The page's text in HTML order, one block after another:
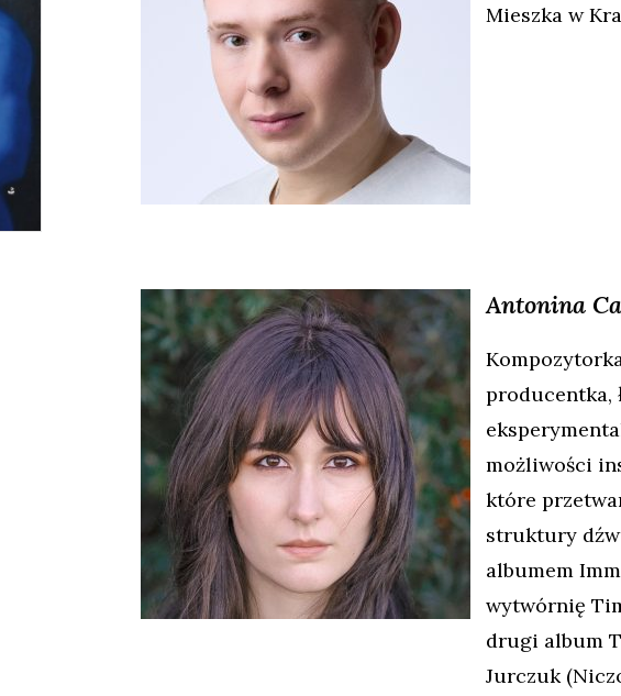
Mieszka w
Antonina
producentka,
możliwości
które
struktury
albumem
wytwórnię
drugi album
Jurczuk